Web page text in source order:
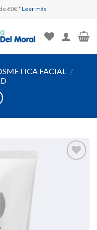
60€ *Leer más
FACIAL /